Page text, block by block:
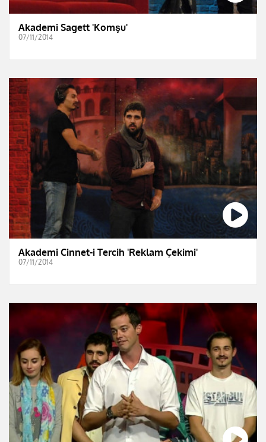
Akademi Sagett 'Komşu'
07/11/2014
Akademi Cinnet-i Tercih 'Reklam Çekimi'
07/11/2014